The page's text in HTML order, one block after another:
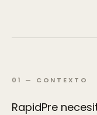
01 — CONTEXTO
RapidPre